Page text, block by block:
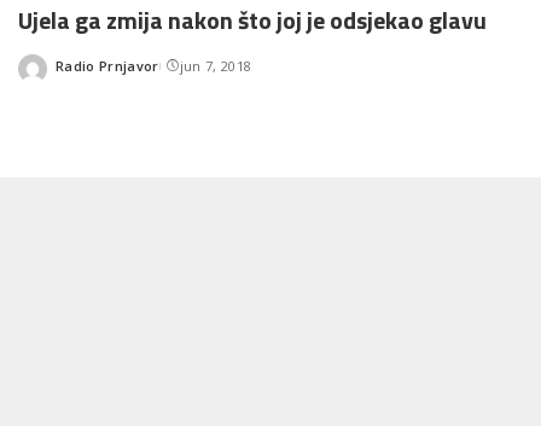
Ujela ga zmija nakon što joj je odsjekao glavu
Posted
Radio Prnjavor jun 7, 2018